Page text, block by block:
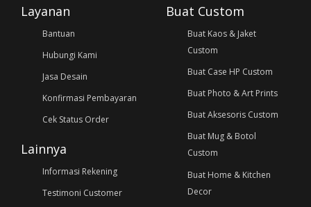
Layanan
Bantuan
Hubungi Kami
Jasa Desain
Konfirmasi Pembayaran
Cek Status Order
Lainnya
Informasi Rekening
Testimoni Customer
Buat Custom
Buat Kaos & Jaket
Custom
Buat Case HP Custom
Buat Photo & Art Prints
Buat Aksesoris Custom
Buat Mug & Botol
Custom
Buat Home & Kitchen
Decor